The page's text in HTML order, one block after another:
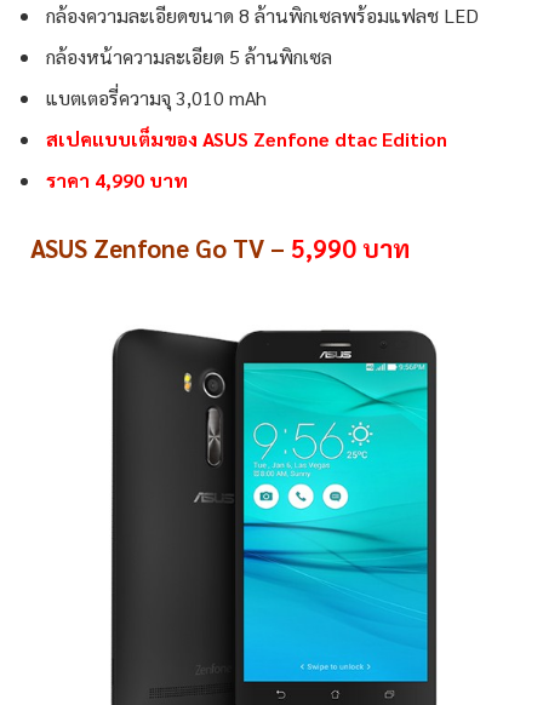
กล้องความละเอียดขนาด 8 ล้านพิกเซลพร้อมแฟลช LED
กล้องหน้าความละเอียด 5 ล้านพิกเซล
แบตเตอรี่ความจุ 3,010 mAh
สเปคแบบเต็มของ ASUS Zenfone dtac Edition
ราคา 4,990 บาท
ASUS Zenfone Go TV – 5,990 บาท